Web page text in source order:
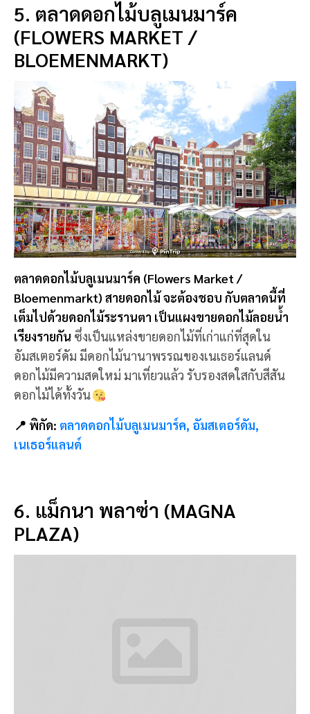
5. ตลาดดอกไม้บลูเมนมาร์ค
(FLOWERS MARKET /
BLOEMENMARKT)
ตลาดดอกไม้บลูเมนมาร์ค (Flowers Market /
Bloemenmarkt) สายดอกไม้ จะต้องชอบ กับตลาดนี้ที่
เต็มไปด้วยดอกไม้ระรานตา เป็นแผงขายดอกไม้ลอยน้ำ
เรียงรายกัน ซึ่งเป็นแหล่งขายดอกไม้ที่เก่าแก่ที่สุดใน
อัมสเตอร์ดัม มีดอกไม้นานาพรรณของเนเธอร์แลนด์
ดอกไม้มีความสดใหม่ มาเที่ยวแล้ว รับรองสดใสกับสีสัน
ดอกไม้ได้ทั้งวัน
📍 พิกัด: ตลาดดอกไม้บลูเมนมาร์ค, อัมสเตอร์ดัม,
เนเธอร์แลนด์
6. แม็กนา พลาซ่า (MAGNA
PLAZA)